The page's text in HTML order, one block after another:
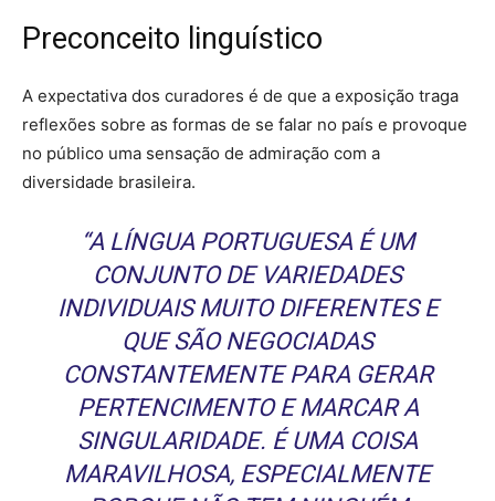
Preconceito linguístico
A expectativa dos curadores é de que a exposição traga
reflexões sobre as formas de se falar no país e provoque
no público uma sensação de admiração com a
diversidade brasileira.
“A LÍNGUA PORTUGUESA É UM
CONJUNTO DE VARIEDADES
INDIVIDUAIS MUITO DIFERENTES E
QUE SÃO NEGOCIADAS
CONSTANTEMENTE PARA GERAR
PERTENCIMENTO E MARCAR A
SINGULARIDADE. É UMA COISA
MARAVILHOSA, ESPECIALMENTE